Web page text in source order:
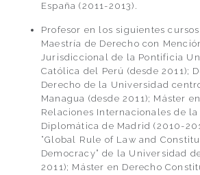
España (2011-2013).
Profesor en los siguientes
Maestría de Derecho con
Jurisdiccional de la Pontificia
Católica del Perú (desde 2011);
Derecho de la Universidad
Managua (desde 2011); Máster
Relaciones Internacionales de la
Diplomática de Madrid (2010-
“Global Rule of Law and
Democracy” de la Universidad
2011); Máster en Derecho